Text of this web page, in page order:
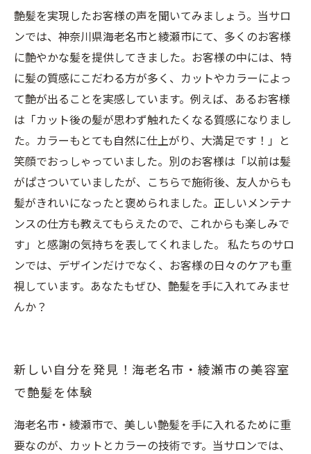
艶髪を実現したお客様の声を聞いてみましょう。当サロ
ンでは、神奈川県海老名市と綾瀬市にて、多くのお客様
に艶やかな髪を提供してきました。お客様の中には、特
に髪の質感にこだわる方が多く、カットやカラーによっ
て艶が出ることを実感しています。例えば、あるお客様
は「カット後の髪が思わず触れたくなる質感になりまし
た。カラーもとても自然に仕上がり、大満足です！」と
笑顔でおっしゃっていました。別のお客様は「以前は髪
がぱさついていましたが、こちらで施術後、友人からも
髪がきれいになったと褒められました。正しいメンテナ
ンスの仕方も教えてもらえたので、これからも楽しみで
す」と感謝の気持ちを表してくれました。 私たちのサロ
ンでは、デザインだけでなく、お客様の日々のケアも重
視しています。あなたもぜひ、艶髪を手に入れてみませ
んか？
新しい自分を発見！海老名市・綾瀬市の美容室
で艶髪を体験
海老名市・綾瀬市で、美しい艶髪を手に入れるために重
要なのが、カットとカラーの技術です。当サロンでは、